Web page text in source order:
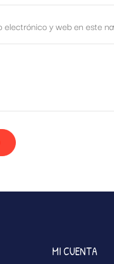
electrónico y web en este
MI CUENTA